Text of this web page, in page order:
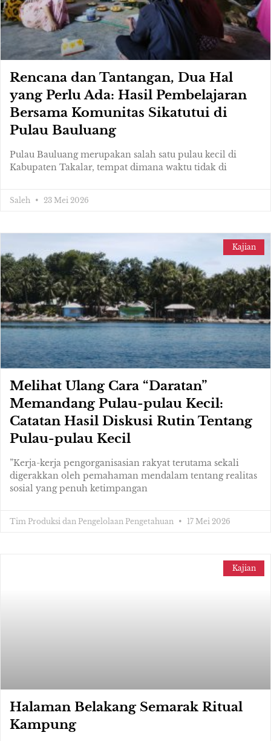
Rencana dan Tantangan, Dua Hal
yang Perlu Ada: Hasil Pembelajaran
Bersama Komunitas Sikatutui di
Pulau Bauluang
Pulau Bauluang merupakan salah satu pulau kecil di
Kabupaten Takalar, tempat dimana waktu tidak di
Saleh 23 Mei 2026
Kajian
Melihat Ulang Cara “Daratan”
Memandang Pulau-pulau Kecil:
Catatan Hasil Diskusi Rutin Tentang
Pulau-pulau Kecil
”Kerja-kerja pengorganisasian rakyat terutama sekali
digerakkan oleh pemahaman mendalam tentang realitas
sosial yang penuh ketimpangan
Tim Produksi dan Pengelolaan Pengetahuan 17 Mei 2026
Kajian
Halaman Belakang Semarak Ritual
Kampung